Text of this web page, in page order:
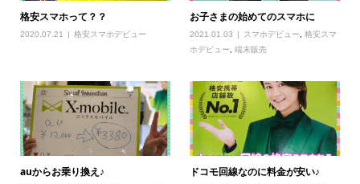
格安スマホって？？
2020.07.21 格安スマホデビュー
お子さまの始めてのスマホに
2021.01.03 スマホデビュー ,格安スマ
ホデビュー
,端末販売
auからお乗り換え♪ ドコモ回線なのに料金が安い♪